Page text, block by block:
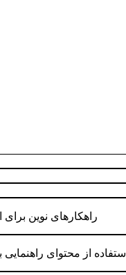
راهکارهای نوین برای
استفاده از محتوای